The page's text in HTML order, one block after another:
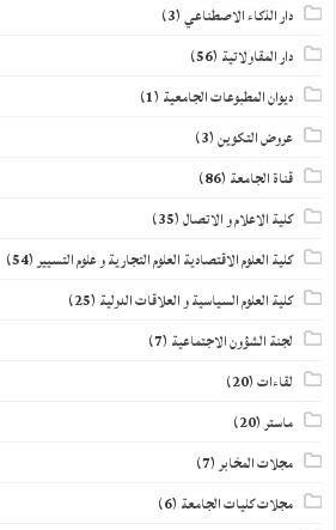
دار الذكاء الاصطناعي(3)
دار المقاولاتية (56)
ديوان المطبوعات الجامعية (1)
عروض التكوين(3)
قناة الجامعة (86)
كلية الاعلام و الاتصال(35)
كلية العلوم الاقتصادية العلوم التجارية و علوم التسيير(54)
كلية العلوم السياسية و العلاقات الدولية (25)
لجنة الشؤون الاجتماعية (7)
لقاءات(20)
ماستر(20)
مجلات المخابر(7)
مجلات كليات الجامعة (6)